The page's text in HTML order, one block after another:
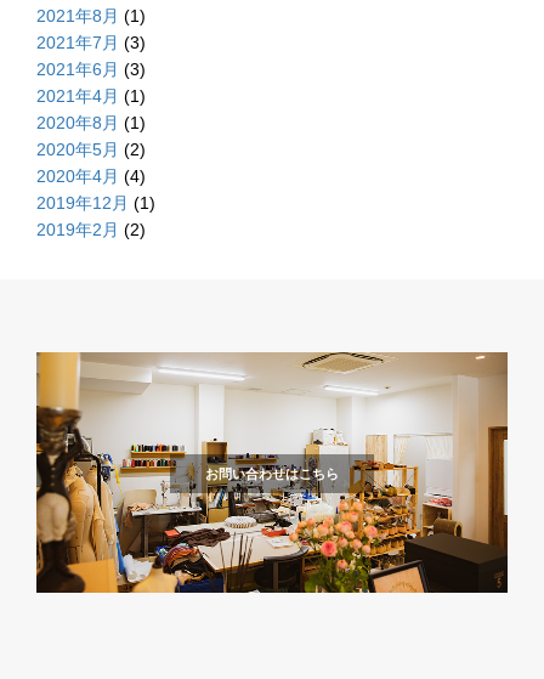
2021年8月 (1)
2021年7月 (3)
2021年6月 (3)
2021年4月 (1)
2020年8月 (1)
2020年5月 (2)
2020年4月 (4)
2019年12月 (1)
2019年2月 (2)
お問い合わせはこちら